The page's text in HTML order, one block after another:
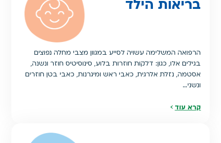
בריאות הילד
הרפואה המשלימה עשויה לסייע במגוון מצבי מחלה נפוצים
בגילים אלו, כגון: דלקות חוזרות בלוע, סינוסיטיס חוזר ונשנה,
אסטמה, נזלת אלרגית, כאבי ראש ומיגרנות, כאבי בטן חוזרים
ונשני…
קרא עוד